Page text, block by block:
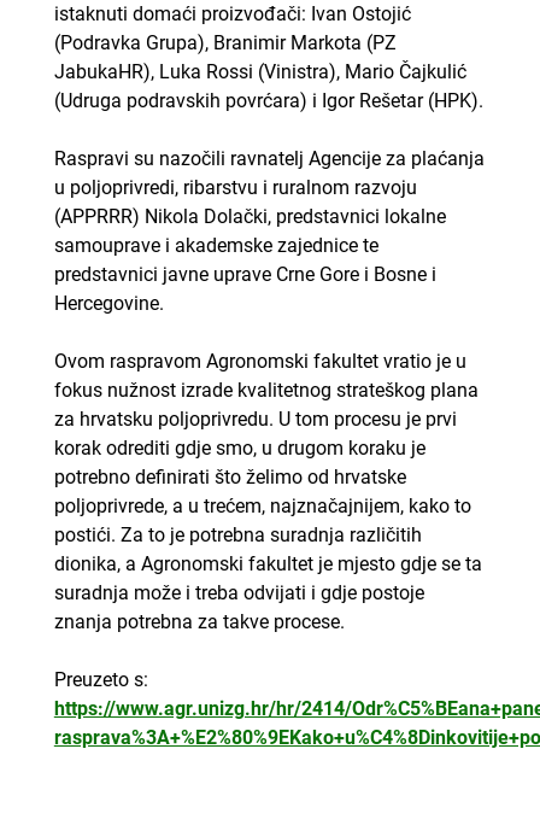
istaknuti domaći proizvođači: Ivan Ostojić
(Podravka Grupa), Branimir Markota (PZ
JabukaHR), Luka Rossi (Vinistra), Mario Čajkulić
(Udruga podravskih povrćara) i Igor Rešetar (HPK).
Raspravi su nazočili ravnatelj Agencije za plaćanja
u poljoprivredi, ribarstvu i ruralnom razvoju
(APPRRR) Nikola Dolački, predstavnici lokalne
samouprave i akademske zajednice te
predstavnici javne uprave Crne Gore i Bosne i
Hercegovine.
Ovom raspravom Agronomski fakultet vratio je u
fokus nužnost izrade kvalitetnog strateškog plana
za hrvatsku poljoprivredu. U tom procesu je prvi
korak odrediti gdje smo, u drugom koraku je
potrebno definirati što želimo od hrvatske
poljoprivrede, a u trećem, najznačajnijem, kako to
postići. Za to je potrebna suradnja različitih
dionika, a Agronomski fakultet je mjesto gdje se ta
suradnja može i treba odvijati i gdje postoje
znanja potrebna za takve procese.
Preuzeto s:
https://www.agr.unizg.hr/hr/2414/